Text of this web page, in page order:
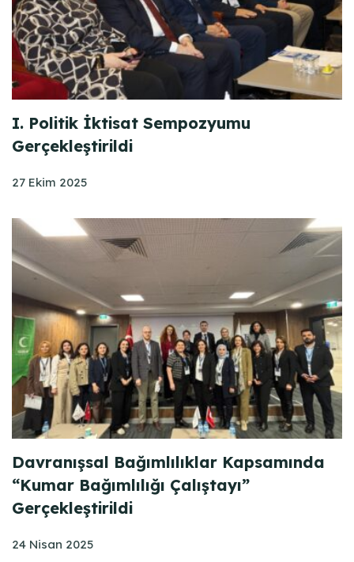
I. Politik İktisat Sempozyumu
Gerçekleştirildi
27 Ekim 2025
Davranışsal Bağımlılıklar Kapsamında
“Kumar Bağımlılığı Çalıştayı”
Gerçekleştirildi
24 Nisan 2025